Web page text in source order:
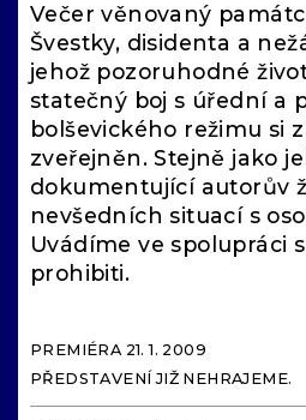
Večer věnovaný
Švestky, disidenta a
jehož pozoruhodné
statečný boj s úřední a
bolševického režimu si
zveřejněn. Stejně jako
dokumentující autorův
nevšedních situací s
Uvádíme ve spolupráci
prohibiti.
PREMIÉRA 21. 1. 2009
PŘEDSTAVENÍ JIŽ NEHRAJEME.